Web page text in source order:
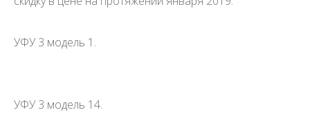
УФУ 3 модель 1.
УФУ 3 модель 14.